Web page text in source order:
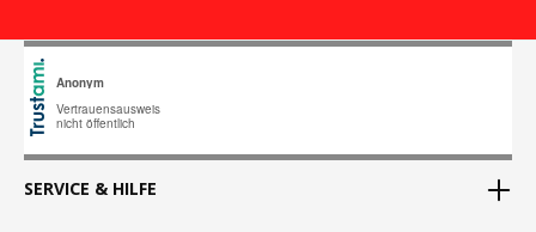
SERVICE & HILFE